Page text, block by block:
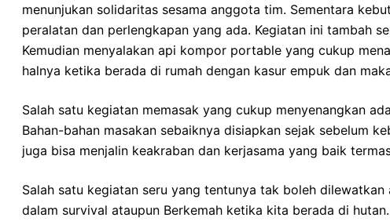
menunjukan solidaritas sesama anggota tim. Sementara
peralatan dan perlengkapan yang ada. Kegiatan ini tambah
Kemudian menyalakan api kompor portable yang cukup
halnya ketika berada di rumah dengan kasur empuk dan
Salah satu kegiatan memasak yang cukup menyenangkan
Bahan-bahan masakan sebaiknya disiapkan sejak sebelum
juga bisa menjalin keakraban dan kerjasama yang baik
Salah satu kegiatan seru yang tentunya tak boleh
dalam survival ataupun Berkemah ketika kita berada di